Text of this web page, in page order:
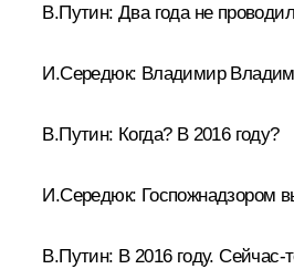
В.Путин: Два года не
И.Середюк: Владимир
В.Путин: Когда? В 2016 году?
И.Середюк: Госпожнадзором
В.Путин: В 2016 году. Сейчас-